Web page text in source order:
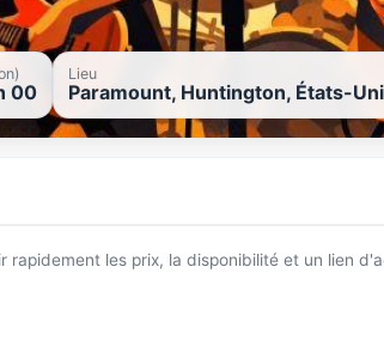
00
Lieu
Paramount, Huntington, États-
rapidement les prix, la disponibilité et un lien